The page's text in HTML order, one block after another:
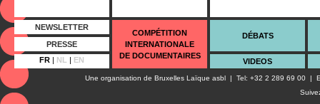
NEWSLETTER
PRESSE
FR | NL | EN
COMPÉTITION
INTERNATIONALE
DE DOCUMENTAIRES
DÉBATS
VIDEOS
Une organisation de Bruxelles Laïque asbl| Tel: +32 2 289 69 00 |